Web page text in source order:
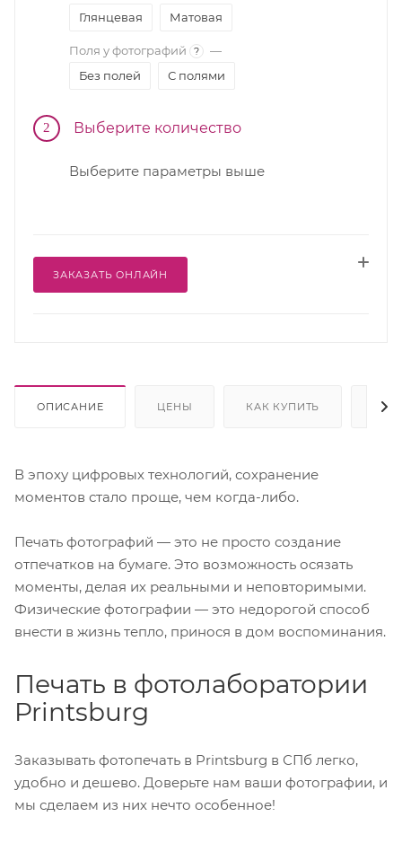
Глянцевая
Матовая
Поля у фотографий ?
—
Без полей
С полями
2 Выберите количество
Выберите параметры выше
ЗАКАЗАТЬ ОНЛАЙН
ОПИСАНИЕ ЦЕНЫ КАК КУПИТЬ
В эпоху цифровых технологий, сохранение
моментов стало проще, чем когда-либо.
Печать фотографий — это не просто создание
отпечатков на бумаге. Это возможность осязать
моменты, делая их реальными и неповторимыми.
Физические фотографии — это недорогой способ
внести в жизнь тепло, принося в дом воспоминания.
Печать в фотолаборатории
Printsburg
Заказывать фотопечать в Printsburg в СПб легко,
удобно и дешево. Доверьте нам ваши фотографии, и
мы сделаем из них нечто особенное!